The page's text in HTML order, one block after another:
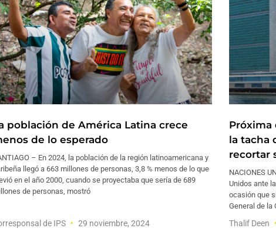
población de América Latina crece
de lo esperado
– En 2024, la población de la región latinoamericana y
llegó a 663 millones de personas, 3,8 % menos de lo que
en el año 2000, cuando se proyectaba que sería de 689
de personas, mostró
de IPS 29 noviembre, 2024
Próxima
la tacha
recortar
NACIONES
Unidos ante
ocasión que
General de la
Thalif Deen